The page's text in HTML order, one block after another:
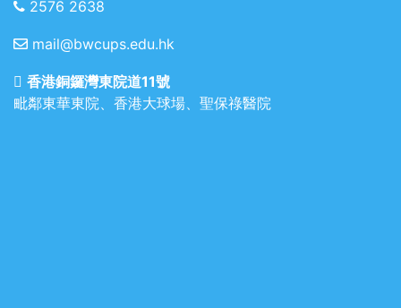
2576 2638
mail@bwcups.edu.hk
香港銅鑼灣東院道11號
毗鄰東華東院、香港大球場、聖保祿醫院